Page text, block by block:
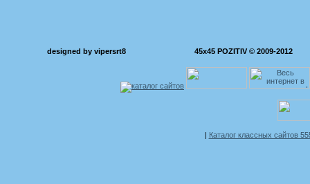
designed by vipersrt8 45x45 POZITIV © 2009-2012
Каталог классных сайтов